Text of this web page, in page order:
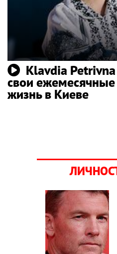
Klavdia
свои
жизнь в Киеве